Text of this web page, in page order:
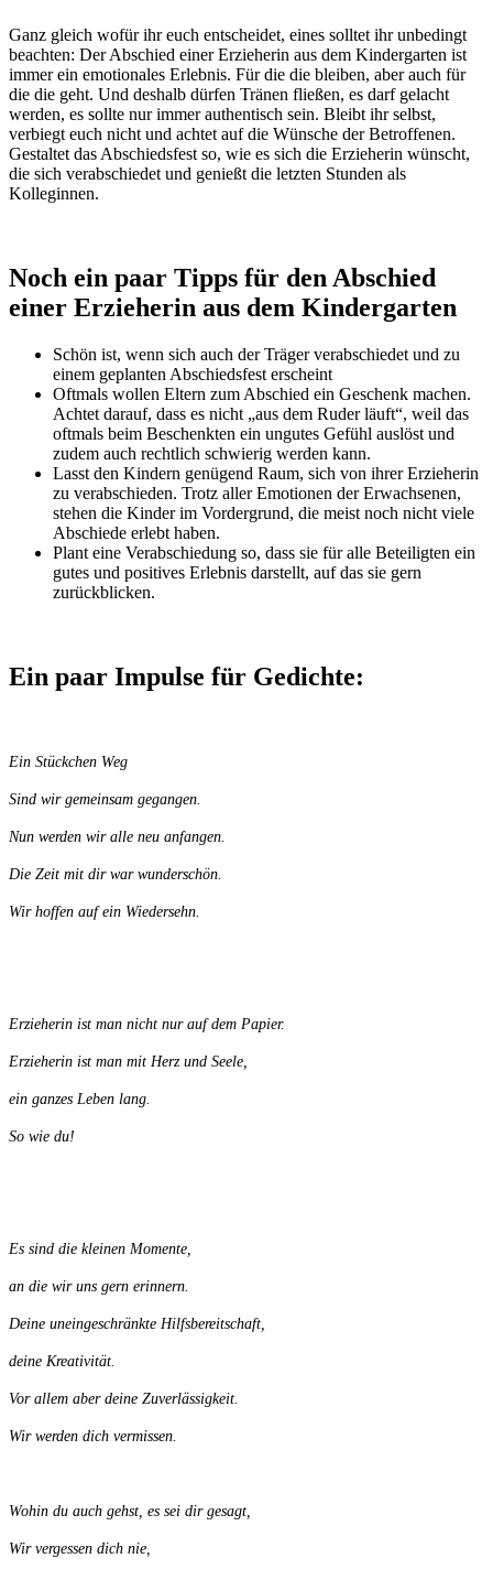
Ganz gleich wofür ihr euch entscheidet, eines solltet ihr unbedingt
beachten: Der Abschied einer Erzieherin aus dem Kindergarten ist
immer ein emotionales Erlebnis. Für die die bleiben, aber auch für
die die geht. Und deshalb dürfen Tränen fließen, es darf gelacht
werden, es sollte nur immer authentisch sein. Bleibt ihr selbst,
verbiegt euch nicht und achtet auf die Wünsche der Betroffenen.
Gestaltet das Abschiedsfest so, wie es sich die Erzieherin wünscht,
die sich verabschiedet und genießt die letzten Stunden als
Kolleginnen.
Noch ein paar Tipps für den Abschied
einer Erzieherin aus dem Kindergarten
Schön ist, wenn sich auch der Träger verabschiedet und zu
einem geplanten Abschiedsfest erscheint
Oftmals wollen Eltern zum Abschied ein Geschenk machen.
Achtet darauf, dass es nicht „aus dem Ruder läuft“, weil das
oftmals beim Beschenkten ein ungutes Gefühl auslöst und
zudem auch rechtlich schwierig werden kann.
Lasst den Kindern genügend Raum, sich von ihrer Erzieherin
zu verabschieden. Trotz aller Emotionen der Erwachsenen,
stehen die Kinder im Vordergrund, die meist noch nicht viele
Abschiede erlebt haben.
Plant eine Verabschiedung so, dass sie für alle Beteiligten ein
gutes und positives Erlebnis darstellt, auf das sie gern
zurückblicken.
Ein paar Impulse für Gedichte:
Ein Stückchen Weg
Sind wir gemeinsam gegangen.
Nun werden wir alle neu anfangen.
Die Zeit mit dir war wunderschön.
Wir hoffen auf ein Wiedersehn.
Erzieherin ist man nicht nur auf dem Papier.
Erzieherin ist man mit Herz und Seele,
ein ganzes Leben lang.
So wie du!
Es sind die kleinen Momente,
an die wir uns gern erinnern.
Deine uneingeschränkte Hilfsbereitschaft,
deine Kreativität.
Vor allem aber deine Zuverlässigkeit.
Wir werden dich vermissen.
Wohin du auch gehst, es sei dir gesagt,
Wir vergessen dich nie,